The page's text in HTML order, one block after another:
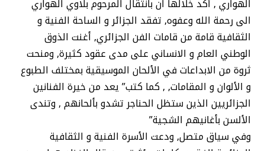
الهواري , أكد خلالها ان بانتقال المرحوم بلاوي الهواري
الى رحمة الله وعفوه, تفقد الجزائر و الساحة الفنية و
الثقافية قامة من قامات الفن الجزائري, أغنت الذوق
الوطني العام و الانساني على مدى عقود كثيرة, ومنحت
ثروة من الابداعات في الألحان الموسيقية بمختلف الطبوع
و الألوان و المقامات, , كما كتب” يعد من خيرة الفنانين
الجزائريين الذين ستظل الحناجر تشدو بألحانهم , وتندى
الألسن بأغانيهم الشجية”
وفي سياق متصل, ودعت الأسرة الفنية و الثقافية